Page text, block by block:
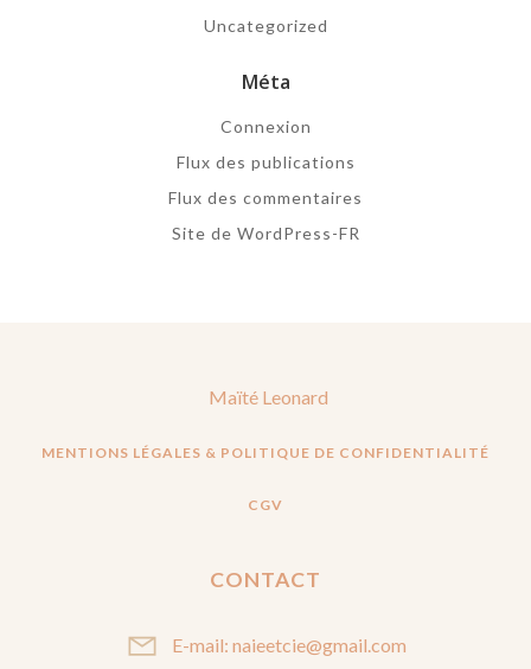
Uncategorized
Méta
Connexion
Flux des publications
Flux des commentaires
Site de WordPress-FR
Maïté Leonard
MENTIONS LÉGALES & POLITIQUE DE CONFIDENTIALITÉ
CGV
CONTACT
E-mail: naieetcie@gmail.com